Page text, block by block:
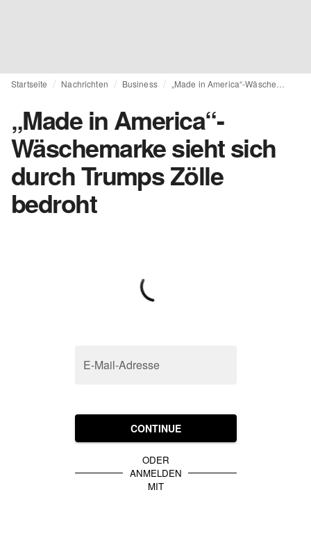
Startseite Nachrichten Business
„Made in America“-
Wäschemarke sieht sich
durch Trumps Zölle
bedroht
E-Mail-Adresse
CONTINUE
ODER
ANMELDEN
MIT